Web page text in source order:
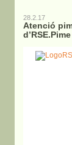
28.2.17
Atenció
d’RSE.Pime